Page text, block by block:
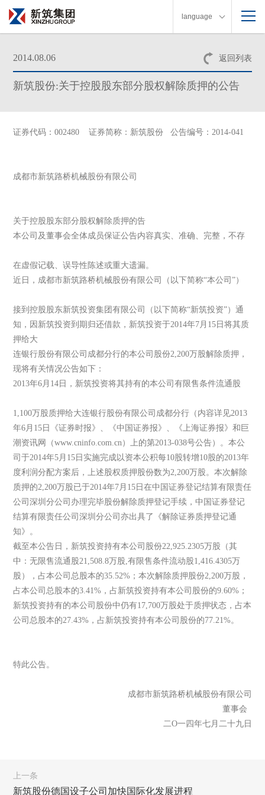
language
返回列表
2014.08.06
新筑股份:关于控股股东部分股权解除质押的公告
证券代码：002480 证券简称：新筑股份 公告编号：2014-041
成都市新筑路桥机械股份有限公司
关于控股股东部分股权解除质押的告
本公司及董事会全体成员保证公告内容真实、准确、完整，不存
在虚假记载、误导性陈述或重大遗漏。
近日，成都市新筑路桥机械股份有限公司（以下简称“本公司”）
接到控股股东新筑投资集团有限公司（以下简称“新筑投资”）通
知，因新筑投资到期归还借款，新筑投资于2014年7月15日将其质
押给大
连银行股份有限公司成都分行的本公司股份2,200万股解除质押，
现将有关情况公告如下：
2013年6月14日，新筑投资将其持有的本公司有限售条件流通股
1,100万股质押给大连银行股份有限公司成都分行（内容详见2013
年6月15日《证券时报》、《中国证券报》、《上海证券报》和巨
潮资讯网（www.cninfo.com.cn）上的第2013-038号公告）。本公
司于2014年5月15日实施完成以资本公积每10股转增10股的2013年
度利润分配方案后，上述股权质押股份数为2,200万股。本次解除
质押的2,200万股已于2014年7月15日在中国证券登记结算有限责任
公司深圳分公司办理完毕股份解除质押登记手续，中国证券登记
结算有限责任公司深圳分公司亦出具了《解除证券质押登记通
知》。
截至本公告日，新筑投资持有本公司股份22,925.2305万股（其
中：无限售流通股21,508.8万股,有限售条件流动股1,416.4305万
股），占本公司总股本的35.52%；本次解除质押股份2,200万股，
占本公司总股本的3.41%，占新筑投资持有本公司股份的9.60%；
新筑投资持有的本公司股份中仍有17,700万股处于质押状态，占本
公司总股本的27.43%，占新筑投资持有本公司股份的77.21%。
特此公告。
成都市新筑路桥机械股份有限公司
董事会
二O一四年七月二十九日
上一条
新筑股份德国设子公司加快国际化发展进程